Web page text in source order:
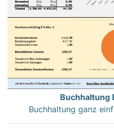
Buchhaltung
Buchhaltung ganz